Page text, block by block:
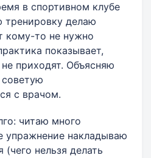
в спортивном клубе
тренировку делаю
кому-то не нужно
показывает,
приходят. Объясняю
с врачом.
читаю много
упражнение накладываю
(чего нельзя делать